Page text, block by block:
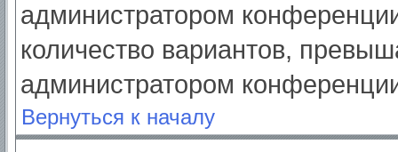
администратором
количество вариантов,
администратором
Вернуться к началу